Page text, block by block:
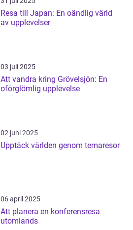
Resa till Japan: En oändlig värld
av upplevelser
03 juli 2025
Att vandra kring Grövelsjön: En
oförglömlig upplevelse
02 juni 2025
Upptäck världen genom temaresor
06 april 2025
Att planera en konferensresa
utomlands